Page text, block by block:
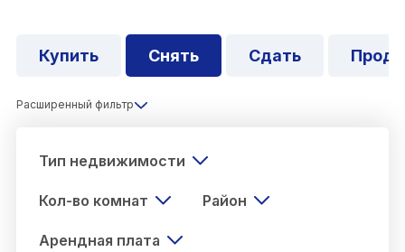
Купить Снять Сдать
Тип недвижимости
Кол-во комнат Район
Арендная плата
Расширенный фильтр